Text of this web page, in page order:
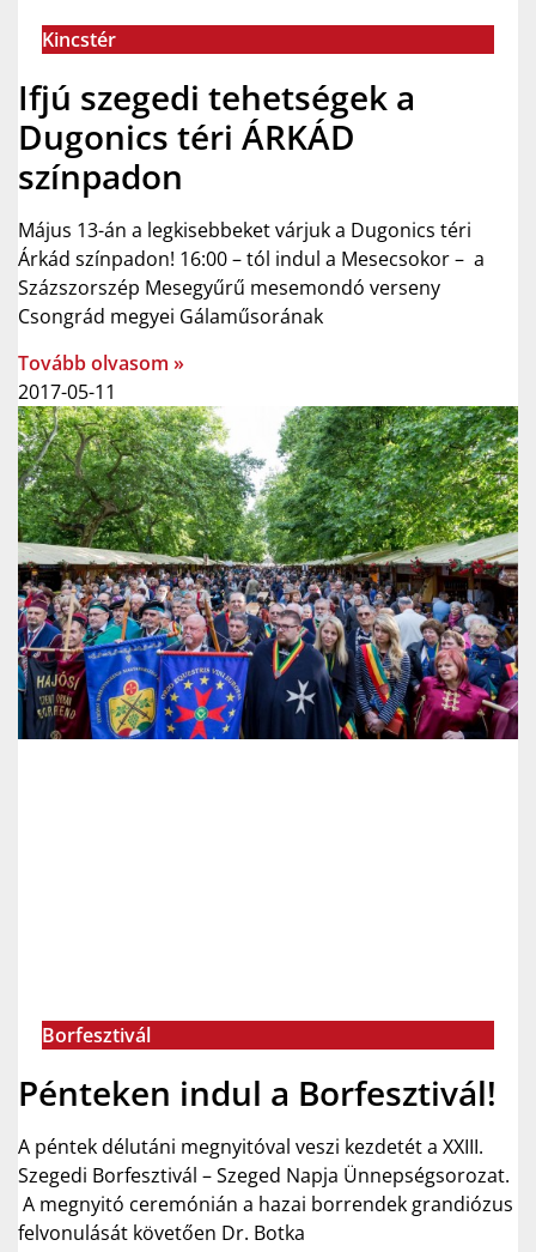
Kincstér
Ifjú szegedi tehetségek a
Dugonics téri ÁRKÁD
színpadon
Május 13-án a legkisebbeket várjuk a Dugonics téri
Árkád színpadon! 16:00 – tól indul a Mesecsokor – a
Százszorszép Mesegyűrű mesemondó verseny
Csongrád megyei Gálaműsorának
Tovább olvasom »
2017-05-11
Borfesztivál
Pénteken indul a Borfesztivál!
A péntek délutáni megnyitóval veszi kezdetét a XXIII.
Szegedi Borfesztivál – Szeged Napja Ünnepségsorozat.
A megnyitó ceremónián a hazai borrendek grandiózus
felvonulását követően Dr. Botka